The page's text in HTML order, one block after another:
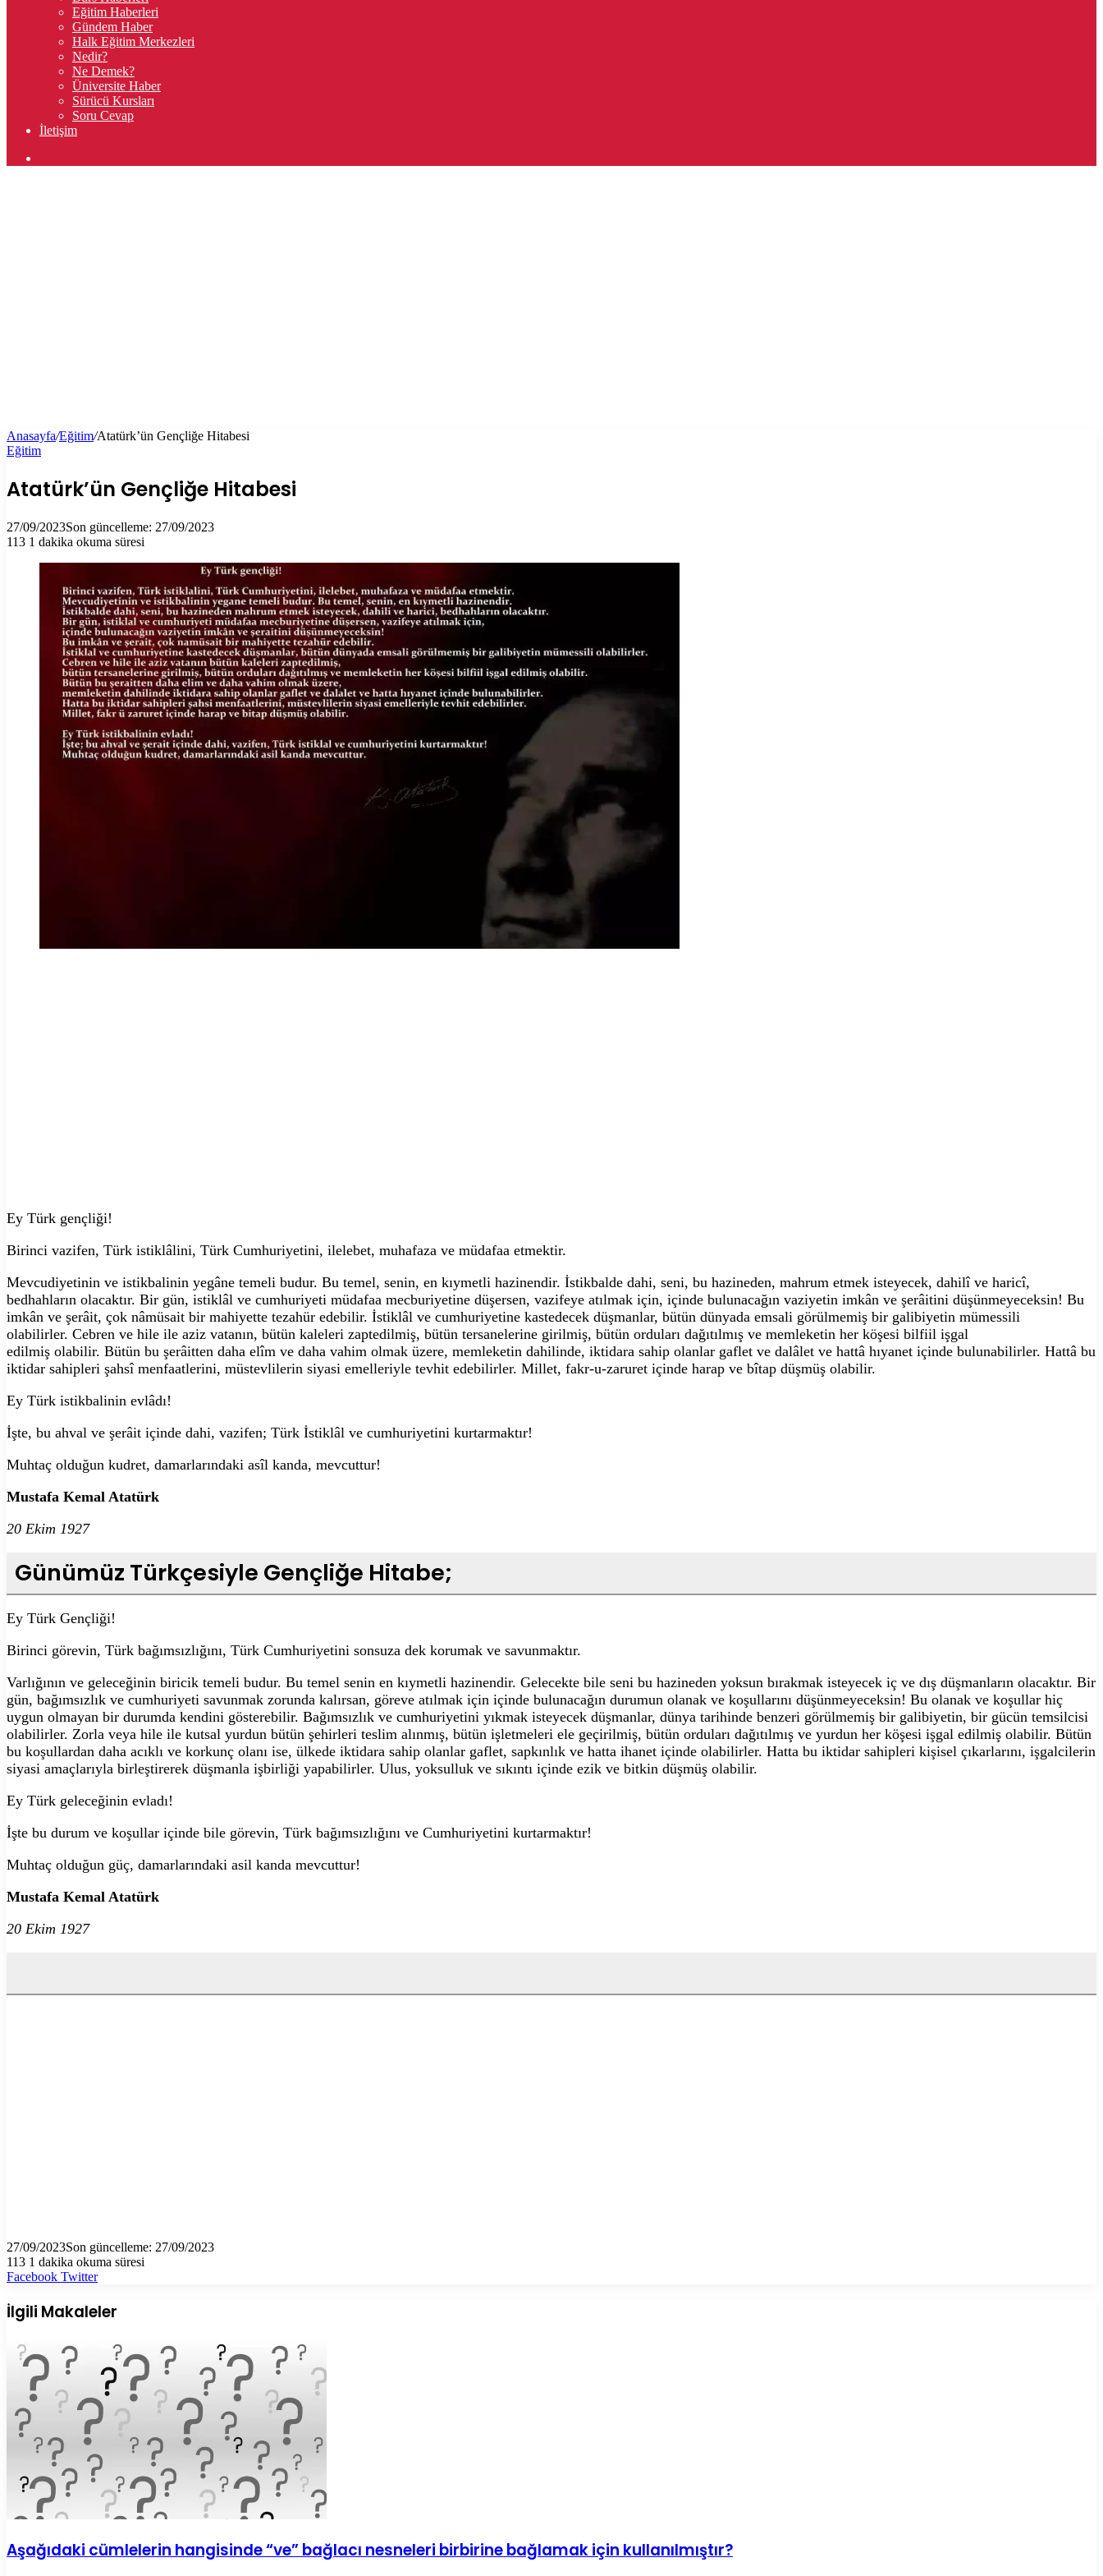
Eğitim Haberleri
Gündem Haber
Halk Eğitim Merkezleri
Nedir?
Ne Demek?
Üniversite Haber
Sürücü Kursları
Soru Cevap
İletişim
Anasayfa/Eğitim/Atatürk’ün Gençliğe Hitabesi
Eğitim
Atatürk’ün Gençliğe Hitabesi
27/09/2023Son güncelleme: 27/09/2023
113 1 dakika okuma süresi
Ey Türk gençliği!
Birinci vazifen, Türk istiklâlini, Türk Cumhuriyetini, ilelebet, muhafaza ve müdafaa etmektir.
Mevcudiyetinin ve istikbalinin yegâne temeli budur. Bu temel, senin, en kıymetli hazinendir. İstikbalde dahi, seni, bu hazineden, mahrum etmek isteyecek, dahilî ve haricî,
bedhahların olacaktır. Bir gün, istiklâl ve cumhuriyeti müdafaa mecburiyetine düşersen, vazifeye atılmak için, içinde bulunacağın vaziyetin imkân ve şerâitini düşünmeyeceksin! Bu
imkân ve şerâit, çok nâmüsait bir mahiyette tezahür edebilir. İstiklâl ve cumhuriyetine kastedecek düşmanlar, bütün dünyada emsali görülmemiş bir galibiyetin mümessili
olabilirler. Cebren ve hile ile aziz vatanın, bütün kaleleri zaptedilmiş, bütün tersanelerine girilmiş, bütün orduları dağıtılmış ve memleketin her köşesi bilfiil işgal
edilmiş olabilir. Bütün bu şerâitten daha elîm ve daha vahim olmak üzere, memleketin dahilinde, iktidara sahip olanlar gaflet ve dalâlet ve hattâ hıyanet içinde bulunabilirler. Hattâ bu
iktidar sahipleri şahsî menfaatlerini, müstevlilerin siyasi emelleriyle tevhit edebilirler. Millet, fakr-u-zaruret içinde harap ve bîtap düşmüş olabilir.
Ey Türk istikbalinin evlâdı!
İşte, bu ahval ve şerâit içinde dahi, vazifen; Türk İstiklâl ve cumhuriyetini kurtarmaktır!
Muhtaç olduğun kudret, damarlarındaki asîl kanda, mevcuttur!
Mustafa Kemal Atatürk
20 Ekim 1927
Günümüz Türkçesiyle Gençliğe Hitabe;
Ey Türk Gençliği!
Birinci görevin, Türk bağımsızlığını, Türk Cumhuriyetini sonsuza dek korumak ve savunmaktır.
Varlığının ve geleceğinin biricik temeli budur. Bu temel senin en kıymetli hazinendir. Gelecekte bile seni bu hazineden yoksun bırakmak isteyecek iç ve dış düşmanların olacaktır. Bir
gün, bağımsızlık ve cumhuriyeti savunmak zorunda kalırsan, göreve atılmak için içinde bulunacağın durumun olanak ve koşullarını düşünmeyeceksin! Bu olanak ve koşullar hiç
uygun olmayan bir durumda kendini gösterebilir. Bağımsızlık ve cumhuriyetini yıkmak isteyecek düşmanlar, dünya tarihinde benzeri görülmemiş bir galibiyetin, bir gücün temsilcisi
olabilirler. Zorla veya hile ile kutsal yurdun bütün şehirleri teslim alınmış, bütün işletmeleri ele geçirilmiş, bütün orduları dağıtılmış ve yurdun her köşesi işgal edilmiş olabilir. Bütün
bu koşullardan daha acıklı ve korkunç olanı ise, ülkede iktidara sahip olanlar gaflet, sapkınlık ve hatta ihanet içinde olabilirler. Hatta bu iktidar sahipleri kişisel çıkarlarını, işgalcilerin
siyasi amaçlarıyla birleştirerek düşmanla işbirliği yapabilirler. Ulus, yoksulluk ve sıkıntı içinde ezik ve bitkin düşmüş olabilir.
Ey Türk geleceğinin evladı!
İşte bu durum ve koşullar içinde bile görevin, Türk bağımsızlığını ve Cumhuriyetini kurtarmaktır!
Muhtaç olduğun güç, damarlarındaki asil kanda mevcuttur!
Mustafa Kemal Atatürk
20 Ekim 1927
27/09/2023Son güncelleme: 27/09/2023
113 1 dakika okuma süresi
Facebook TwitterLinkedIn
Tumblr
Pinterest
Reddit
VKontakte
E-
ile
paylaş
Yazdır
İlgili Makaleler
Aşağıdaki cümlelerin hangisinde “ve” bağlacı nesneleri birbirine bağlamak için kullanılmıştır?